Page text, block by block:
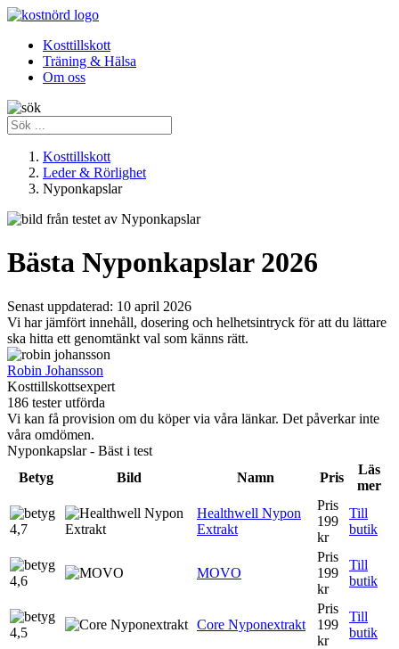
Kosttillskott
Träning & Hälsa
Om oss
Kosttillskott
Leder & Rörlighet
Nyponkapslar
Bästa Nyponkapslar 2026
Senast uppdaterad: 10 april 2026
Vi har jämfört innehåll, dosering och helhetsintryck för att du lättare
ska hitta ett genomtänkt val som känns rätt.
Robin Johansson
Kosttillskottsexpert
186 tester utförda
Vi kan få provision om du köper via våra länkar. Det påverkar inte
våra omdömen.
Nyponkapslar - Bäst i test
Betyg
Bild Namn Pris
Läs
mer
4,7
Healthwell Nypon
Extrakt
Pris
199
kr
Till
butik
4,6
MOVO
Pris
199
kr
Till
butik
4,5
Core Nyponextrakt
Pris
199
kr
Till
butik